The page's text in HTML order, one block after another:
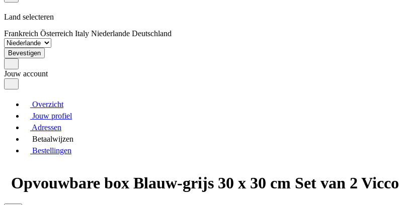
Land selecteren
Frankreich Österreich Italy Niederlande Deutschland
Bevestigen
Jouw account
Overzicht
Jouw profiel
Adressen
Betaalwijzen
Bestellingen
Opvouwbare box Blauw-grijs 30 x 30 cm Set van 2 Vicco